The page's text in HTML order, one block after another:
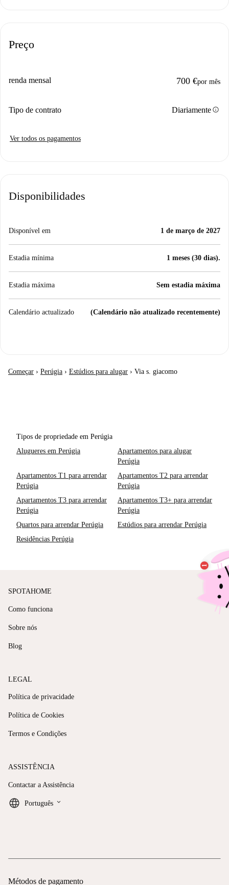
Preço
renda mensal 700 €por mês
Tipo de contrato Diariamenteinfo
Ver todos os pagamentos
Disponibilidades
Disponível em 1 de março de 2027
Estadia mínima 1 meses (30 dias).
Estadia máxima Sem estadia máxima
Calendário actualizado (Calendário não atualizado recentemente)
Começar › Perúgia › Estúdios para alugar › Via s. giacomo
Tipos de propriedade em Perúgia
Alugueres em Perúgia
Apartamentos para alugar
Perúgia
Apartamentos T1 para arrendar
Perúgia
Apartamentos T2 para arrendar
Perúgia
Apartamentos T3 para arrendar
Perúgia
Apartamentos T3+ para arrendar
Perúgia
Quartos para arrendar Perúgia
Estúdios para arrendar Perúgia
Residências Perúgia
SPOTAHOME
Como funciona
Sobre nós
Blog
LEGAL
Política de privacidade
Política de Cookies
Termos e Condições
ASSISTÊNCIA
Contactar a Assistência
Português keyboard_arrow_down
Métodos de pagamento